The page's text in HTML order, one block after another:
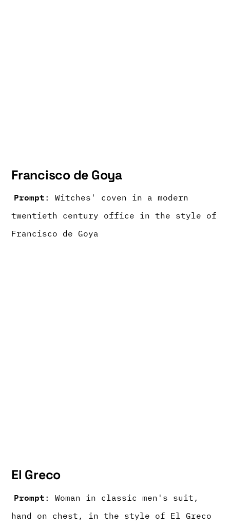
Francisco de Goya
Prompt: Witches' coven in a modern
twentieth century office in the style of
Francisco de Goya
El Greco
Prompt: Woman in classic men's suit,
hand on chest, in the style of El Greco